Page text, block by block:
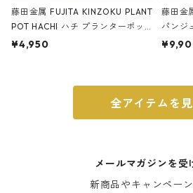
藤田金属 FUJITA KINZOKU PLANT
POT HACHI ハチ プランターポッ
ト 3号 ブラック
¥4,950
藤田金
パンジ
m ガス
全アイテムを
メールマガジンを受
新商品やキャンペー